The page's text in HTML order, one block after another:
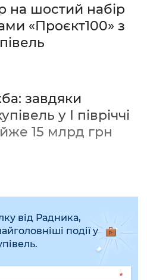
на шостий набір
«Проєкт100» з
завдяки
у І півріччі
15 млрд грн
від Радника,
події у
*